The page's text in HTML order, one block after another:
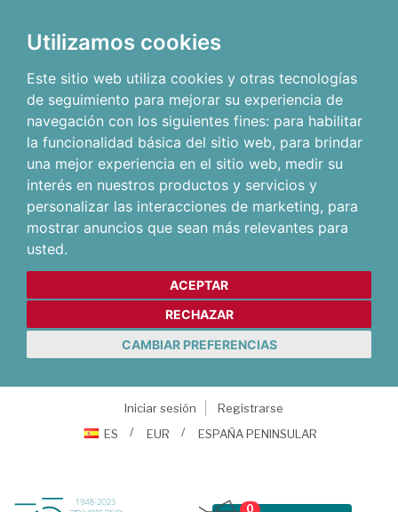
Utilizamos cookies
Este sitio web utiliza cookies y otras tecnologías
de seguimiento para mejorar su experiencia de
navegación con los siguientes fines: para habilitar
la funcionalidad básica del sitio web, para brindar
una mejor experiencia en el sitio web, medir su
interés en nuestros productos y servicios y
personalizar las interacciones de marketing, para
mostrar anuncios que sean más relevantes para
usted.
ACEPTAR
RECHAZAR
CAMBIAR PREFERENCIAS
Iniciar sesión
Registrarse
ES
EUR ESPAÑA PENINSULAR
0